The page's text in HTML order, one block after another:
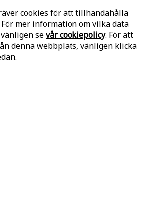
cookies för att tillhandahålla
mer information om vilka data
sevår cookiepolicy. För att
denna webbplats, vänligen klicka